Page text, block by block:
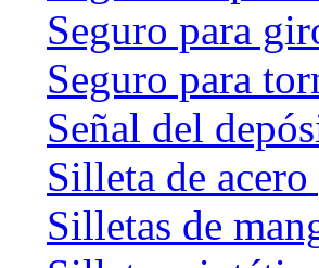
Seguro para
Seguro para
Señal del
Silleta de
Silletas de